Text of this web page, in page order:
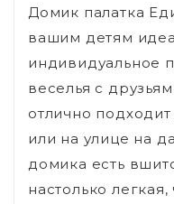
Домик палатка
вашим детям
индивидуальное
веселья с
отлично
или на улице на
домика есть
настолько